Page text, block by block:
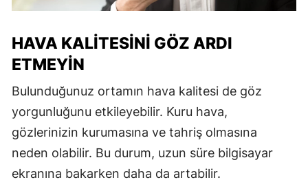
HAVA KALITESINI GÖZ ARDI
ETMEYIN
Bulunduğunuz ortamın hava kalitesi de göz
yorgunluğunu etkileyebilir. Kuru hava,
gözlerinizin kurumasına ve tahriş olmasına
neden olabilir. Bu durum, uzun süre bilgisayar
ekranına bakarken daha da artabilir.